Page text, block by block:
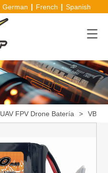
German French Spanish
UAV FPV Drone Batería >